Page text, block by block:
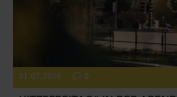
01.07.2026 0